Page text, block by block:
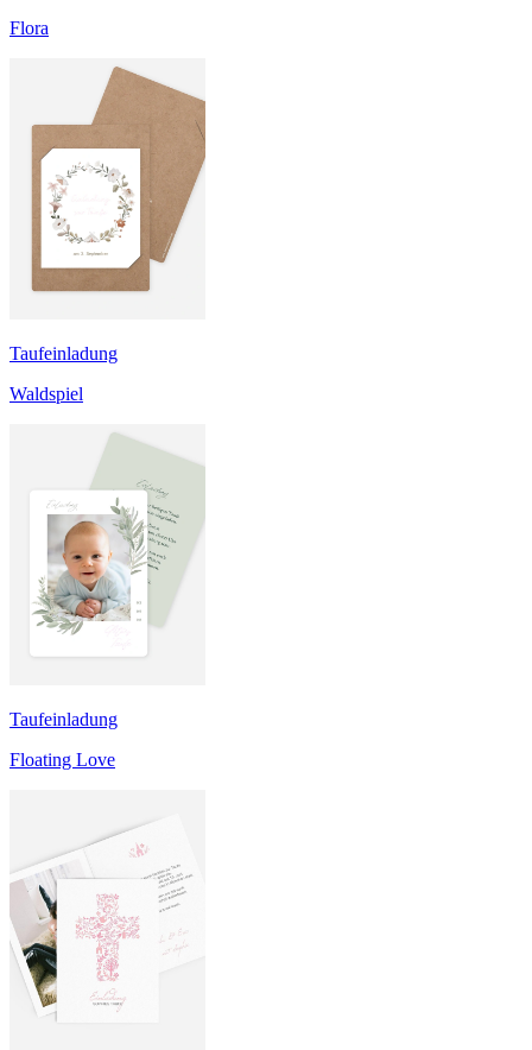
Flora
Taufeinladung
Waldspiel
Taufeinladung
Floating Love